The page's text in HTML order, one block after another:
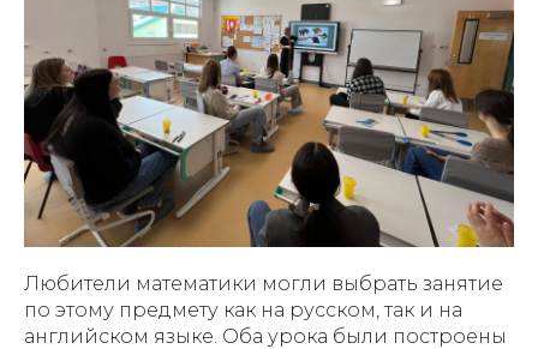
Любители математики могли выбрать занятие
по этому предмету как на русском, так и на
английском языке. Оба урока были построены